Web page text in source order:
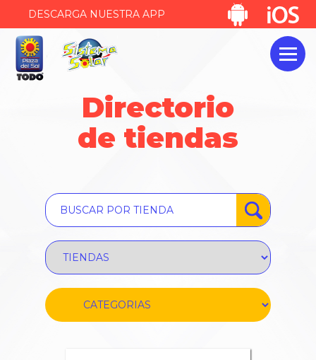
DESCARGA NUESTRA APP
Directorio
de tiendas